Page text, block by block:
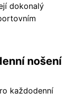
dokonalý
nošení
každodenní